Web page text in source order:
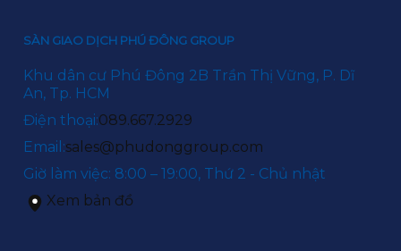
SÀN GIAO DỊCH PHÚ ĐÔNG GROUP
Khu dân cư Phú Đông 2B Trần Thị Vững, P. Dĩ
An, Tp. HCM
Điện thoại:089.667.2929
Email:sales@phudonggroup.com
Giờ làm việc: 8:00 – 19:00, Thứ 2 - Chủ nhật
Xem bản đồ